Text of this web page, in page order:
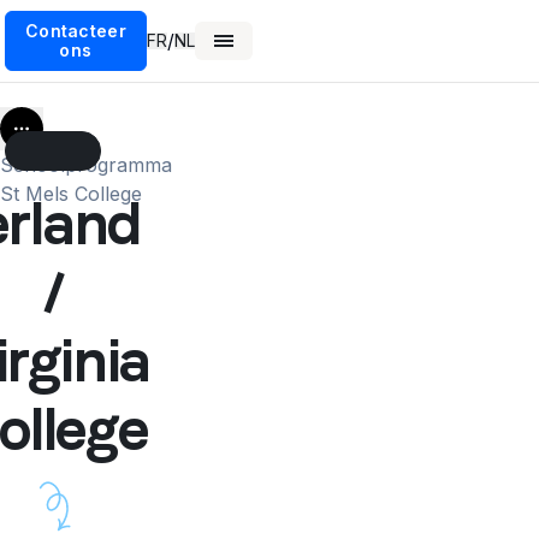
Contacteer
ons
FR/NL
Schoolprogramma
St Mels College
/